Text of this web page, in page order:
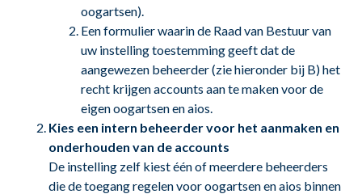
oogartsen).
Een formulier waarin de Raad van Bestuur van
uw instelling toestemming geeft dat de
aangewezen beheerder (zie hieronder bij B) het
recht krijgen accounts aan te maken voor de
eigen oogartsen en aios.
Kies een intern beheerder voor het aanmaken en
onderhouden van de accounts
De instelling zelf kiest één of meerdere beheerders
die de toegang regelen voor oogartsen en aios binnen